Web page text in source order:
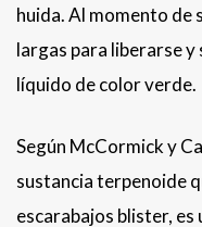
huida. Al momento de
largas para liberarse y
líquido de color verde.
Según McCormick y
sustancia terpenoide
escarabajos blister,